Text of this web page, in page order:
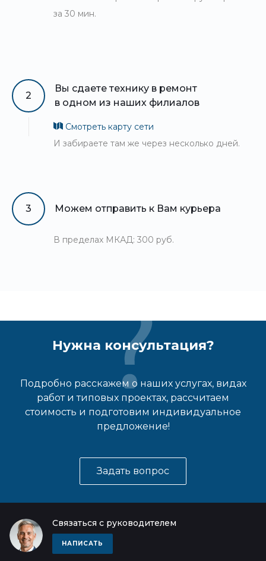
за 30 мин.
2
Вы сдаете технику в ремонт
в одном из наших филиалов
Смотреть карту сети
И забираете там же через несколько дней.
3 Можем отправить к Вам курьера
В пределах МКАД: 300 руб.
Нужна консультация?
Подробно расскажем о наших услугах, видах
работ и типовых проектах, рассчитаем
стоимость и подготовим индивидуальное
предложение!
Задать вопрос
Связаться с руководителем
НАПИСАТЬ